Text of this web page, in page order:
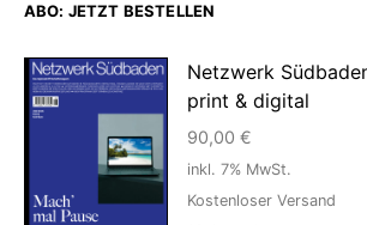
ABO: JETZT BESTELLEN
Netzwerk
print & digital
90,00 €
inkl. 7% MwSt.
Kostenloser Versand